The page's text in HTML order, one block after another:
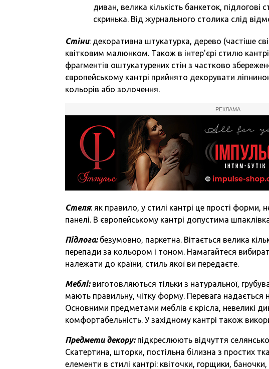
диван, велика кількість банкеток,
скринька. Від журнального столика слід
Стіни: декоративна штукатурка, дерево (частіше
квітковим малюнком. Також в інтер'єрі стилю
фрагментів оштукатурених стін з частково
європейському кантрі прийнято декорувати
кольорів або золочення.
РЕКЛАМА
Стеля: як правило, у стилі кантрі це прості форми,
панелі. В європейському кантрі допустима
Підлога:безумовно, паркетна. Вітається велика
перепади за кольором і тоном. Намагайтеся
належати до країни, стиль якої ви передаєте.
Меблі:виготовляються тільки з натуральної,
мають правильну, чітку форму. Перевага
Основними предметами меблів є крісла, невеликі
комфортабельність. У західному кантрі також
Предмети декору:підкреслюють відчуття
Скатертина, шторки, постільна білизна з простих
елементи в стилі кантрі: квіточки, горщики,